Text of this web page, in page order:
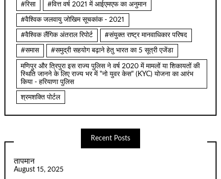
#रिसा #वित्त वर्ष 2021 में आईएमएफ का अनुमान
#वैश्विक जलवायु जोखिम सूचकांक - 2021
#वैश्विक लैंगिक अंतराल रिपोर्ट #संयुक्त राष्ट्र मानवाधिकार परिषद
#समास #समुद्री सहयोग बढ़ाने हेतु भारत का 5 सूत्री एजेंडा
मणिपुर और त्रिपुरा इस राज्य पुलिस ने वर्ष 2020 में मामलों या शिकायतों की
स्थिति जानने के लिए राज्य भर में "नो युवर केस" (KYC) योजना का आरंभ
किया - हरियाणा पुलिस
श्रमशक्ति पोर्टल
Recent Posts
तापमान
August 15, 2025